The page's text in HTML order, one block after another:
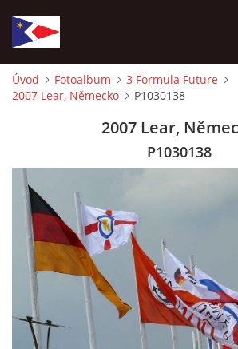
ÚVOD
HISTORIE
SOUČASNOST
VIZE BUDOUCNOSTI
FOTOALBUM
Úvod Fotoalbum
3 Formula Future
2007 Lear, Německo
P1030138
2007 Lear,
P1030138